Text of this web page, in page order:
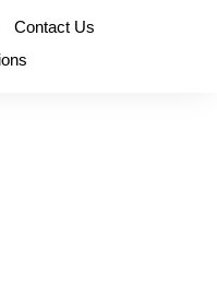
Contact Us